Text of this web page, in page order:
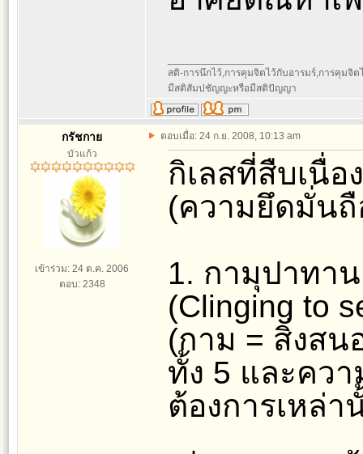
สติ-การนึกไว้,การคุมจิตไว้กับอารมร์,การคุมจิ
มีสติสัมปชัญญะหรือมีสติปัญญา
กรัชกาย
บัวแก้ว
เข้าร่วม: 24 ต.ค. 2006
ตอบ: 2348
ตอบเมื่อ: 24 ก.ย. 2008, 10:13 am
กิเลสที่สืบเนื่
(ความยึดมั่น
1. กามุปาทา
(Clinging to
(กาม = สิ่งสน
ทั้ง 5 และคว
ต้องการเหล่า